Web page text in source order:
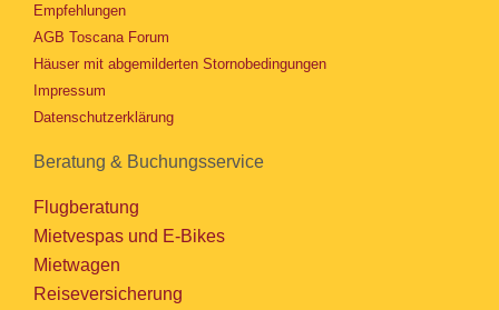
Empfehlungen
AGB Toscana Forum
Häuser mit abgemilderten Stornobedingungen
Impressum
Datenschutzerklärung
Beratung & Buchungsservice
Flugberatung
Mietvespas und E-Bikes
Mietwagen
Reiseversicherung